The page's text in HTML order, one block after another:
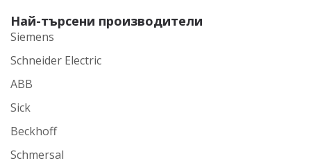
Най-търсени производители
Siemens
Schneider Electric
ABB
Sick
Beckhoff
Schmersal